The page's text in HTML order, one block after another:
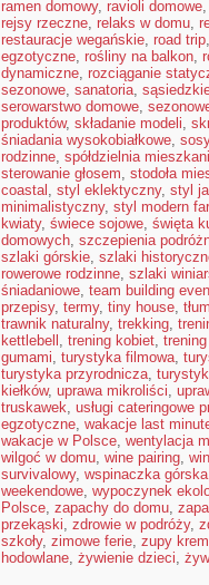
ramen domowy, ravioli domowe,
rejsy rzeczne, relaks w domu,
restauracje wegańskie, road trip,
egzotyczne, rośliny na balkon,
dynamiczne, rozciąganie
sezonowe, sanatoria,
serowarstwo domowe,
produktów, składanie modeli,
śniadania wysokobiałkowe,
rodzinne, spółdzielnia
sterowanie głosem, stodoła
coastal , styl eklektyczny, styl
minimalistyczny, styl modern
kwiaty, świece sojowe, święta
domowych, szczepienia
szlaki górskie, szlaki
rowerowe rodzinne, szlaki
śniadaniowe, team building
przepisy, termy, tiny house,
trawnik naturalny, trekking,
kettlebell , trening kobiet,
gumami, turystyka filmowa,
turystyka przyrodnicza,
kiełków, uprawa mikroliści,
truskawek, usługi cateringowe
egzotyczne, wakacje last
wakacje w Polsce, wentylacja
wilgoć w domu, wine pairing,
survivalowy, wspinaczka górska
weekendowe, wypoczynek
Polsce, zapachy do domu,
przekąski, zdrowie w podróży,
szkoły, zimowe ferie, zupy krem
hodowlane, żywienie dzieci,